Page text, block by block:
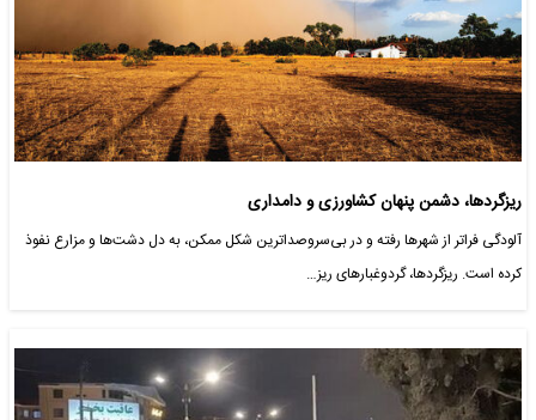
ریزگردها، دشمن پنهان کشاورزی و دامداری
آلودگی فراتر از شهرها رفته و در بی‌سروصداترین شکل ممکن، به دل دشت‌ها و مزارع نفوذ
کرده است. ریزگردها، گردوغبارهای ریز…